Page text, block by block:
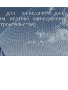
для написания
ипотеке,